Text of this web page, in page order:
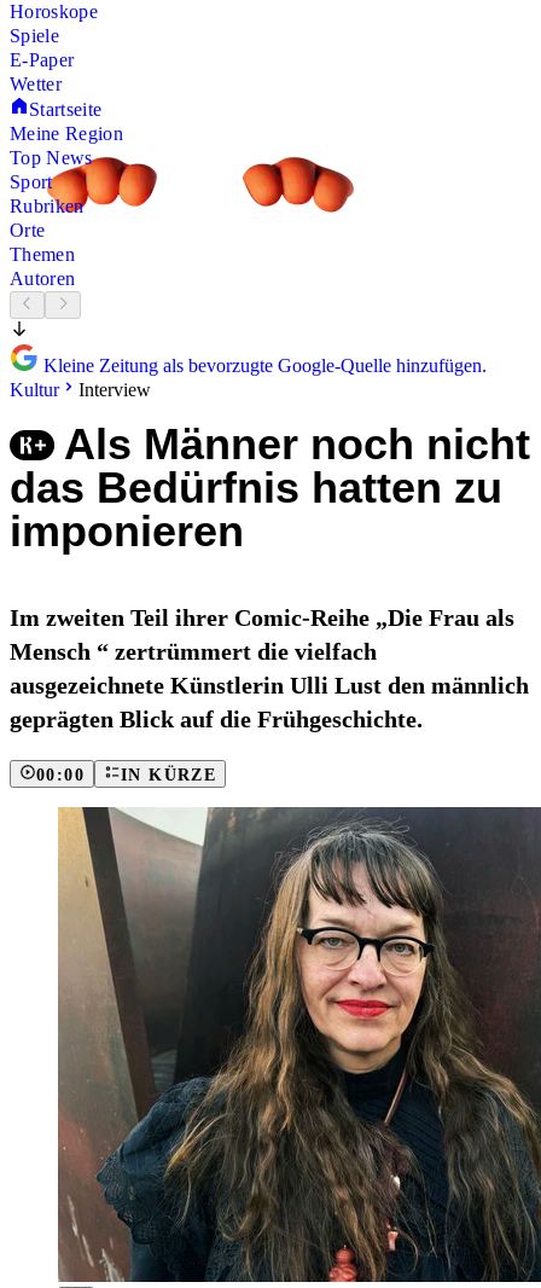
Horoskope
Spiele
E-Paper
Wetter
Startseite
Meine Region
Top News
Sport
Rubriken
Orte
Themen
Autoren
Kleine Zeitung als bevorzugte Google-Quelle hinzufügen.
Kultur
Interview
Als Männer noch nicht
das Bedürfnis hatten zu
imponieren
Im zweiten Teil ihrer Comic-Reihe „Die Frau als
Mensch “ zertrümmert die vielfach
ausgezeichnete Künstlerin Ulli Lust den männlich
geprägten Blick auf die Frühgeschichte.
00:00 IN KÜRZE